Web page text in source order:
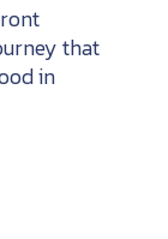
that
in